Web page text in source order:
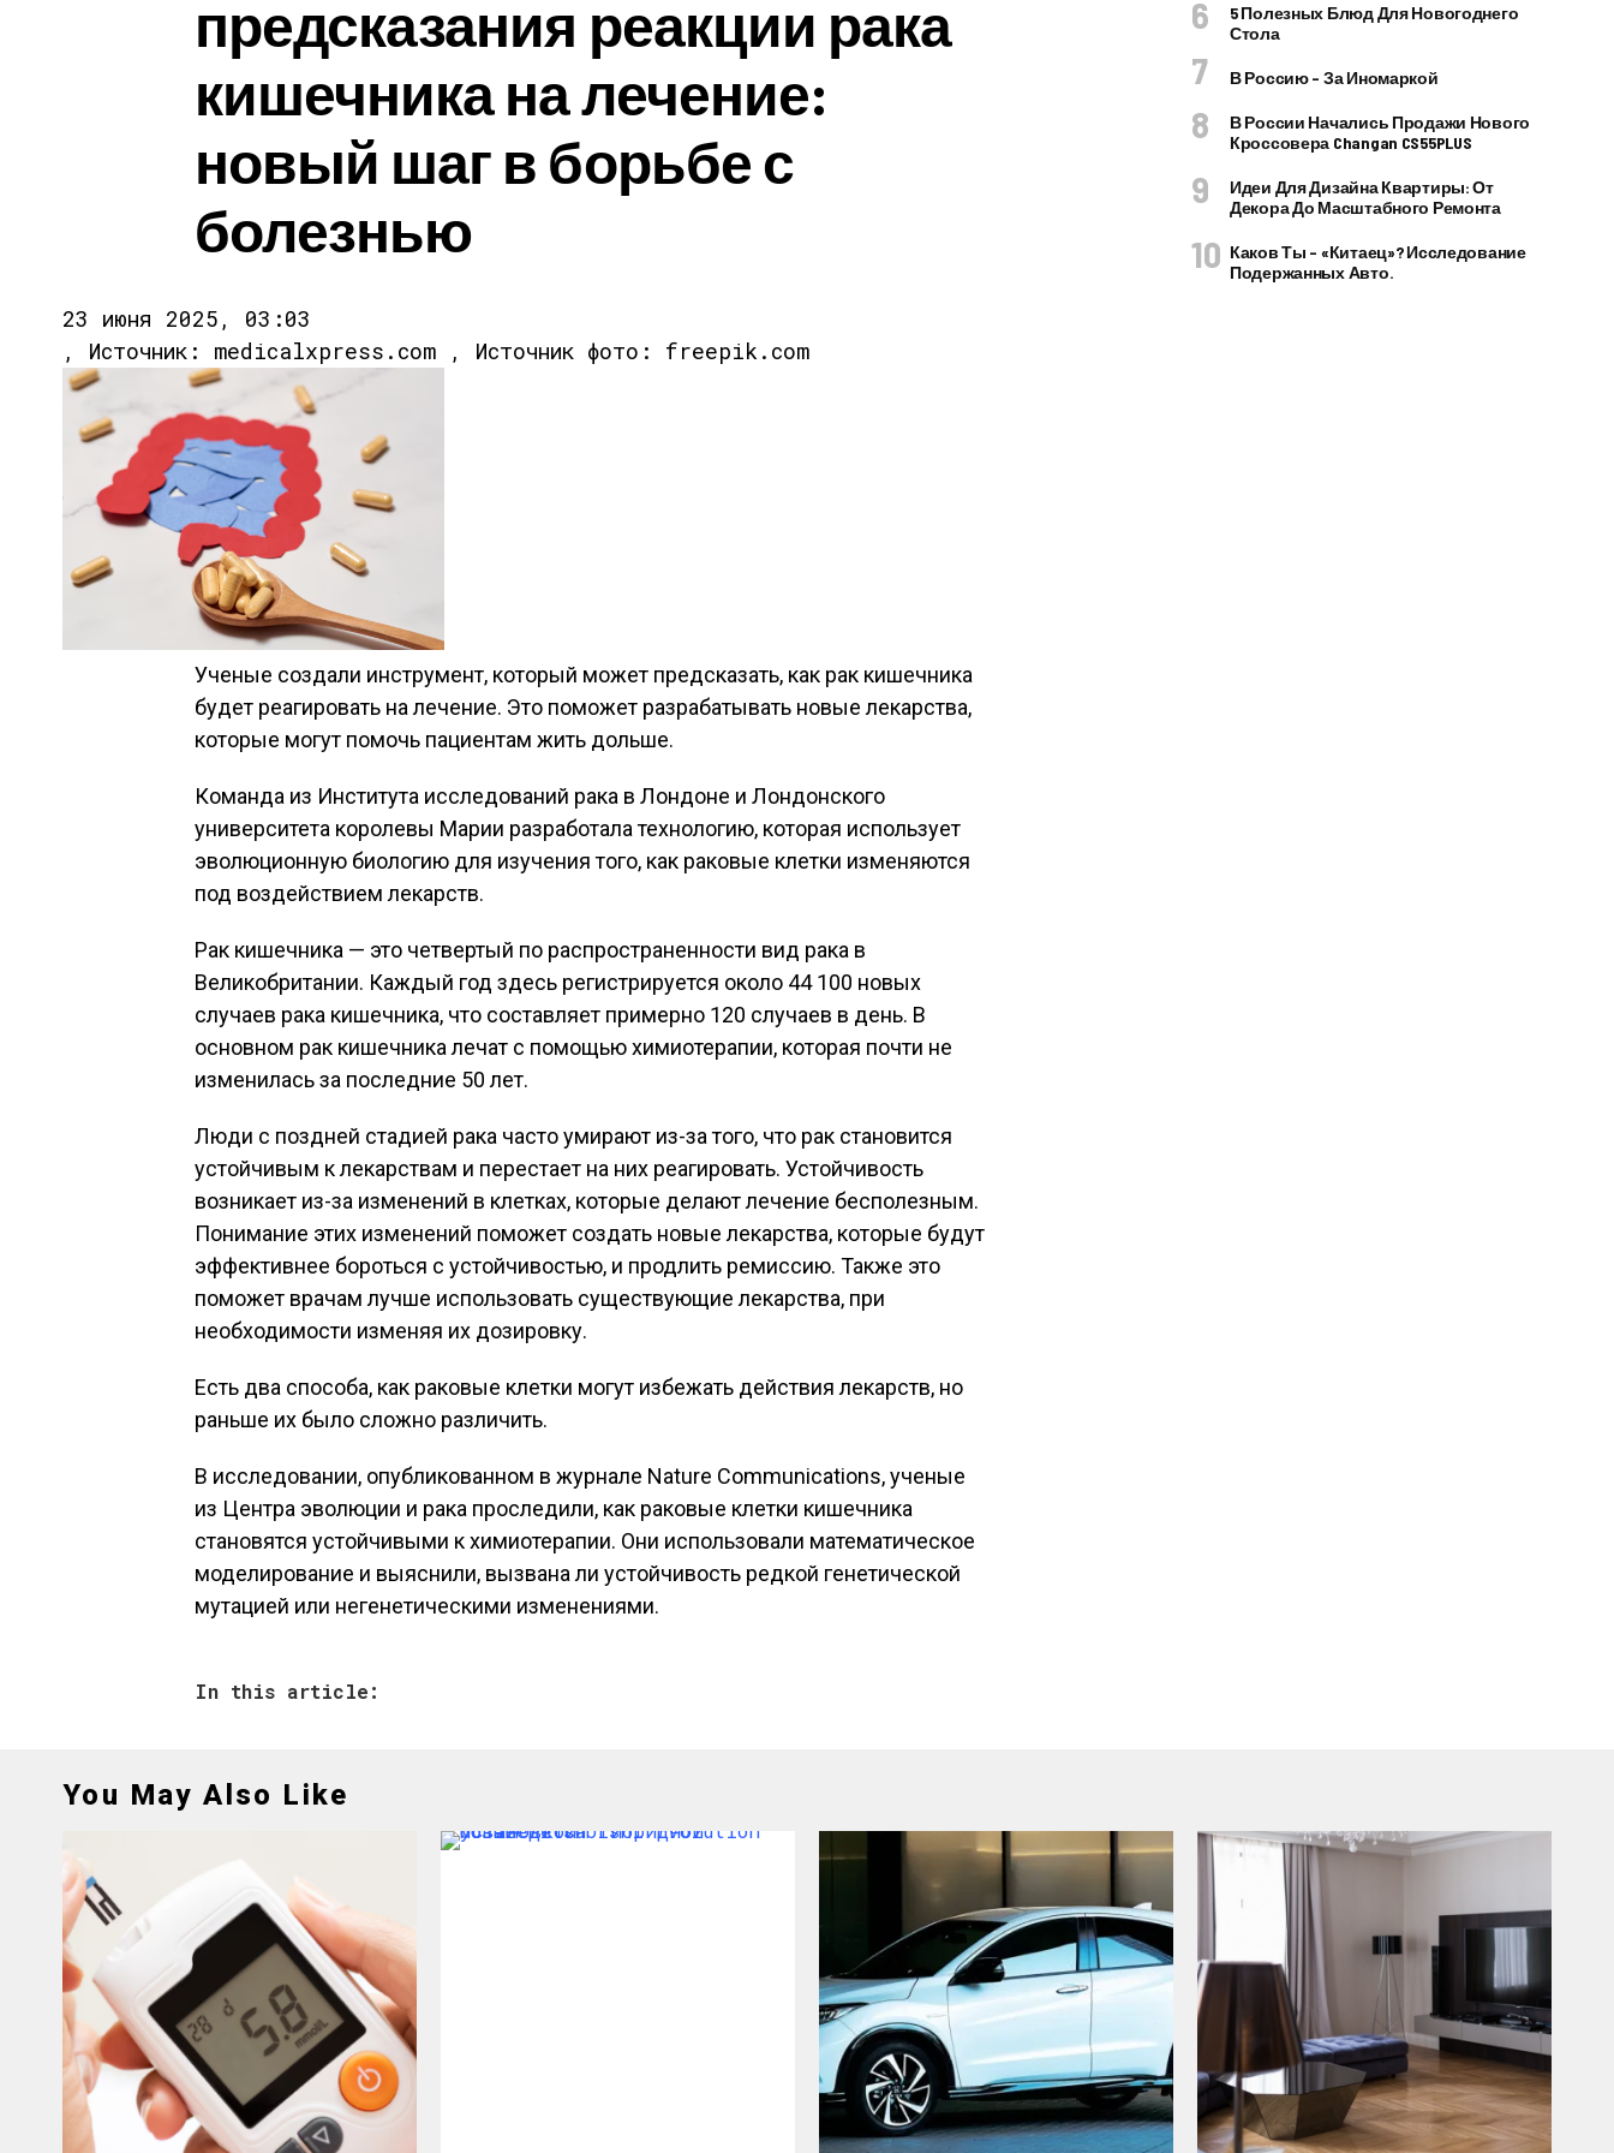
предсказания реакции рака
кишечника на лечение:
новый шаг в борьбе с
болезнью
23 июня 2025, 03:03
, Источник: medicalxpress.com , Источник фото: freepik.com
Ученые создали инструмент, который может предсказать, как рак кишечника
будет реагировать на лечение. Это поможет разрабатывать новые лекарства,
которые могут помочь пациентам жить дольше.
Команда из Института исследований рака в Лондоне и Лондонского
университета королевы Марии разработала технологию, которая использует
эволюционную биологию для изучения того, как раковые клетки изменяются
под воздействием лекарств.
Рак кишечника — это четвертый по распространенности вид рака в
Великобритании. Каждый год здесь регистрируется около 44 100 новых
случаев рака кишечника, что составляет примерно 120 случаев в день. В
основном рак кишечника лечат с помощью химиотерапии, которая почти не
изменилась за последние 50 лет.
Люди с поздней стадией рака часто умирают из-за того, что рак становится
устойчивым к лекарствам и перестает на них реагировать. Устойчивость
возникает из-за изменений в клетках, которые делают лечение бесполезным.
Понимание этих изменений поможет создать новые лекарства, которые будут
эффективнее бороться с устойчивостью, и продлить ремиссию. Также это
поможет врачам лучше использовать существующие лекарства, при
необходимости изменяя их дозировку.
Есть два способа, как раковые клетки могут избежать действия лекарств, но
раньше их было сложно различить.
В исследовании, опубликованном в журнале Nature Communications, ученые
из Центра эволюции и рака проследили, как раковые клетки кишечника
становятся устойчивыми к химиотерапии. Они использовали математическое
моделирование и выяснили, вызвана ли устойчивость редкой генетической
мутацией или негенетическими изменениями.
In this article:
5 Полезных Блюд Для Новогоднего
Стола
В Россию – За Иномаркой
В России Начались Продажи Нового
Кроссовера Changan CS55PLUS
Идеи Для Дизайна Квартиры: От
Декора До Масштабного Ремонта
Каков Ты – «китаец»? Исследование
Подержанных Авто.
You May Also Like